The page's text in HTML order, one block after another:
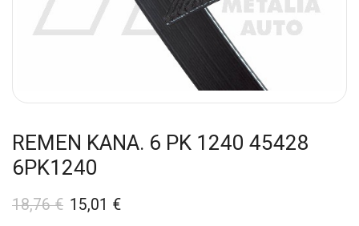
REMEN KANA. 6 PK 1240 45428
6PK1240
18,76€ 15,01 €